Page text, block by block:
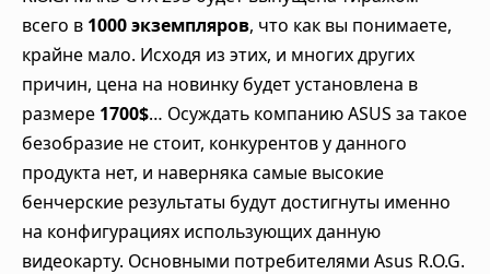
всего в 1000 экземпляров, что как вы понимаете,
крайне мало. Исходя из этих, и многих других
причин, цена на новинку будет установлена в
размере 1700$… Осуждать компанию ASUS за такое
безобразие не стоит, конкурентов у данного
продукта нет, и наверняка самые высокие
бенчерские результаты будут достигнуты именно
на конфигурациях использующих данную
видеокарту. Основными потребителями Asus R.O.G.